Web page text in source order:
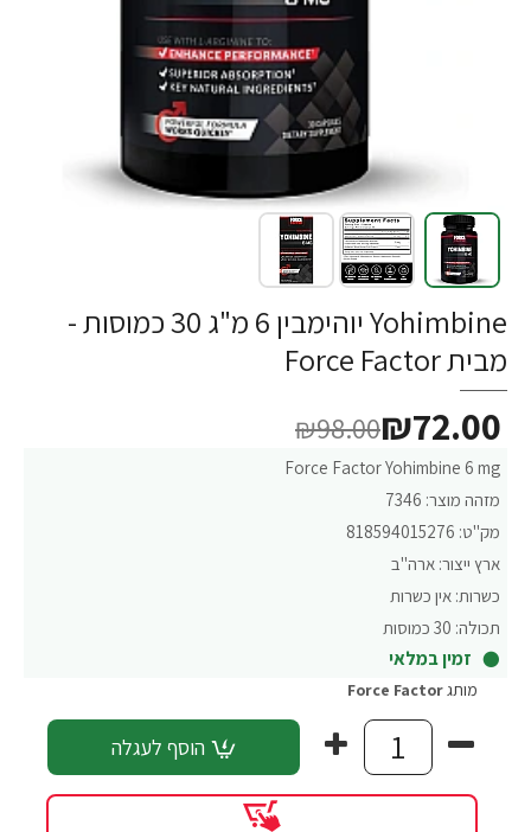
Yohimbine יוהימבין 6 מ"ג 30 כמוסות -
מבית Force Factor
Force Factor Yohimbine 6 mg
מזהה מוצר: 7346
מק"ט: 818594015276
ארץ ייצור: ארה"ב
כשרות: אין כשרות
תכולה: 30 כמוסות
זמין במלאי
₪72.00
₪98.00
מותגForce Factor‏
הוסף לעגלה